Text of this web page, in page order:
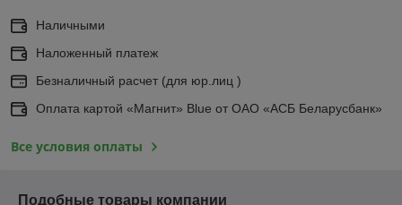
Наличными
Наложенный платеж
Безналичный расчет (для юр.лиц )
Оплата картой «Магнит» Blue от ОАО «АСБ Беларусбанк»
Все условия оплаты
Подобные товары компании